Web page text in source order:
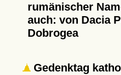
rumänischer
auch: von Dacia
Dobrogea
Gedenktag